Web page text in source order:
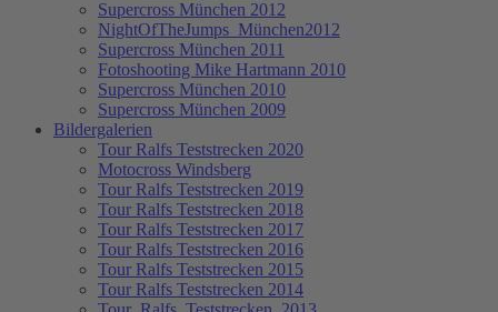
Supercross München 2012
NightOfTheJumps_München2012
Supercross München 2011
Fotoshooting Mike Hartmann 2010
Supercross München 2010
Supercross München 2009
Bildergalerien
Tour Ralfs Teststrecken 2020
Motocross Windsberg
Tour Ralfs Teststrecken 2019
Tour Ralfs Teststrecken 2018
Tour Ralfs Teststrecken 2017
Tour Ralfs Teststrecken 2016
Tour Ralfs Teststrecken 2015
Tour Ralfs Teststrecken 2014